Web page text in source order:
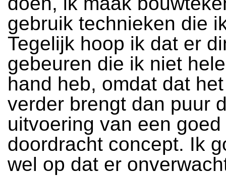
gebruik technieken die
Tegelijk hoop ik dat er
gebeuren die ik niet
hand heb, omdat dat
verder brengt dan puur
uitvoering van een goed
doordracht concept. Ik
wel op dat er